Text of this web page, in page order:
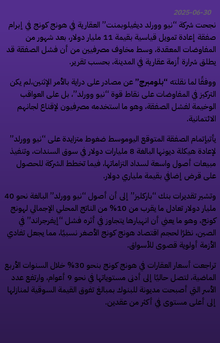
2025-06-30
شركة “نيو وورلد ديفيلوبمنت” العقارية في هونج كونج في إبرام
صفقة إعادة تمويل قياسية بقيمة 11 مليار دولار، بعد شهور من
المعقدة، وسط مخاوف مصرفيين من أن فشل الصفقة قد
شرارة أزمة عقارية في المدينة، بحسب تقرير.
لما نقلته“بلومبرج”عن مصادر على دراية بالأمر الإثنين،لم يكن
في المفاوضات على نقاط قوة “نيو وورلد”، بل على العواقب
لفشل الصفقة، وهو ما استخدمه مصرفيون لإقناع لجانهم
الصفقة المتوقع اليوموسط ضغوط متزايدة على “نيو وورلد”
لإعادة هيكلة ديونها البالغة 8 مليارات دولار في سوق السندات، وتنفيذ
أصول واسعة لسداد التزاماتها، فيما تخطط الشركة للحصول
قرض إضافي بقيمة ملياري دولار.
وتشير تقديرات بنك “باركليز” إلى أن أصول “نيو وورلد” البالغة نحو 40
مليار دولار تعادل ما يقرب من 10% من الناتج المحلي الإجمالي لهونج
وهو ما يعني أن انهيارها يتجاوز في أثره فشل “إيفرجراند” في
نظرًا لحجم اقتصاد هونج كونج الأصغر نسبيًا، مما يجعل تفادي
أولوية قصوى للأسواق.
تراجعت أسعار العقارات في هونج كونج بنحو 30% خلال السنوات الأربع
الماضية، لتصل حاليًا إلى أدنى مستوياتها في نحو 9 أعوام، وارتفع عدد
التي أصبحت مديونة للبنوك بمبالغ تفوق القيمة السوقية لمنازلها
أعلى مستوى في أكثر من عقدين.